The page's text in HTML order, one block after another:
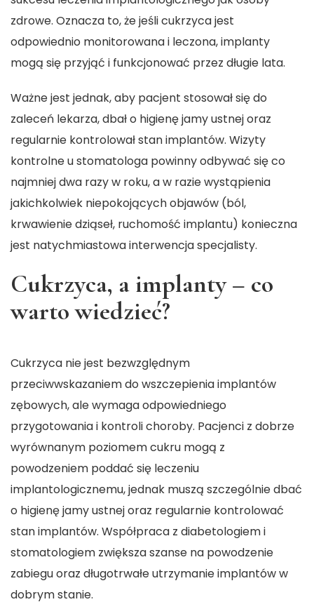
zdrowe. Oznacza to, że jeśli cukrzyca jest
odpowiednio monitorowana i leczona, implanty
mogą się przyjąć i funkcjonować przez długie lata.
Ważne jest jednak, aby pacjent stosował się do
zaleceń lekarza, dbał o higienę jamy ustnej oraz
regularnie kontrolował stan implantów. Wizyty
kontrolne u stomatologa powinny odbywać się co
najmniej dwa razy w roku, a w razie wystąpienia
jakichkolwiek niepokojących objawów (ból,
krwawienie dziąseł, ruchomość implantu) konieczna
jest natychmiastowa interwencja specjalisty.
Cukrzyca, a implanty – co
warto wiedzieć?
Cukrzyca nie jest bezwzględnym
przeciwwskazaniem do wszczepienia implantów
zębowych, ale wymaga odpowiedniego
przygotowania i kontroli choroby. Pacjenci z dobrze
wyrównanym poziomem cukru mogą z
powodzeniem poddać się leczeniu
implantologicznemu, jednak muszą szczególnie dbać
o higienę jamy ustnej oraz regularnie kontrolować
stan implantów. Współpraca z diabetologiem i
stomatologiem zwiększa szanse na powodzenie
zabiegu oraz długotrwałe utrzymanie implantów w
dobrym stanie.